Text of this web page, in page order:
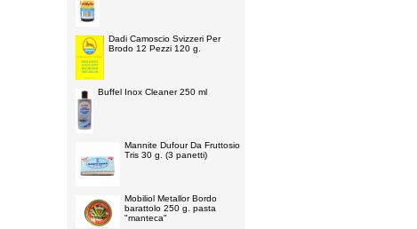
Dadi Camoscio Svizzeri Per
Brodo 12 Pezzi 120 g.
Buffel Inox Cleaner 250 ml
Mannite Dufour Da Fruttosio
Tris 30 g. (3 panetti)
Mobiliol Metallor Bordo
barattolo 250 g. pasta
"manteca"